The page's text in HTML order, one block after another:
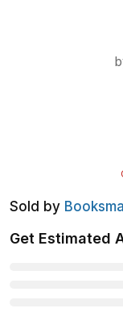
Sold by
Get Estimated